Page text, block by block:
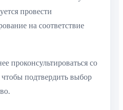
провести
на соответствие
проконсультироваться со
подтвердить выбор